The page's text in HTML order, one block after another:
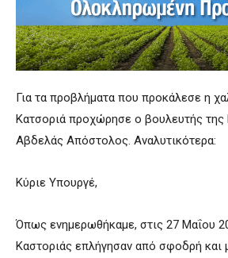
Για τα προβλήματα που προκάλεσε η
Κατσοριά προχώρησε ο βουλευτής της
Αβδελάς Απόστολος. Αναλυτικότερα:
Κύριε Υπουργέ,
Όπως ενημερωθήκαμε, στις 27 Μαΐου
Καστοριάς επλήγησαν από σφοδρή και